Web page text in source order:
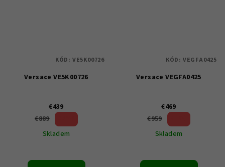
Versace VE5K00726
€439
€889
Skladem
KÓD: VE5K00726
Versace VEGFA0425
€469
€959
Skladem
KÓD: VEGFA0425